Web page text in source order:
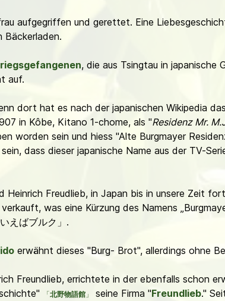
aufgegriffen und gerettet. Eine
, die aus Tsingtau in japanische
auf.
dort hat es nach der japanischen Wikipedia
in Kôbe, Kitano 1-chome, als "Residenz Mr.
worden sein und hiess "Alte Burgmayer
dass dieser japanische Name aus der TV-
Heinrich Freudlieb, in Japan bis in unsere Zeit
was eine Kürzung des Namens
えばブルク」.
erwähnt dieses "Burg- Brot", allerdings ohne
Freundlieb, errichtete in der ebenfalls schon
「北野物語館 」 seine Firma "Freundlieb."